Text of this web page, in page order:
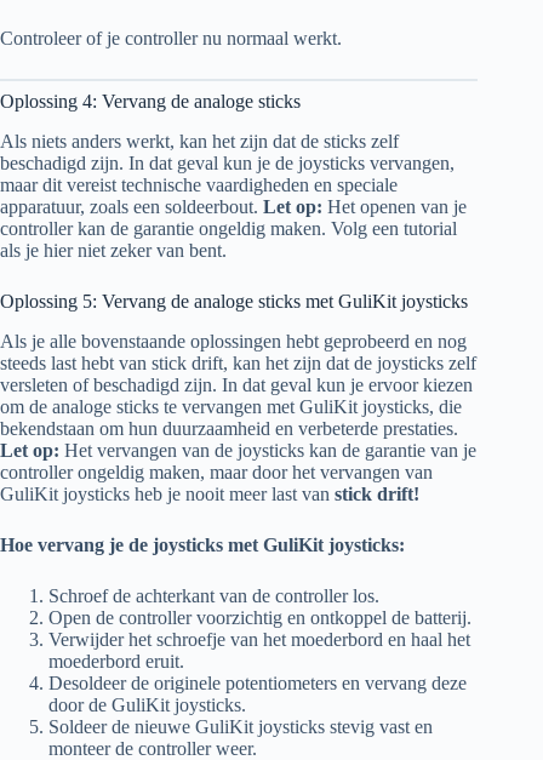
Controleer of je controller nu normaal werkt.
Oplossing 4: Vervang de analoge sticks
Als niets anders werkt, kan het zijn dat de sticks zelf
beschadigd zijn. In dat geval kun je de joysticks vervangen,
maar dit vereist technische vaardigheden en speciale
apparatuur, zoals een soldeerbout. Let op: Het openen van je
controller kan de garantie ongeldig maken. Volg een tutorial
als je hier niet zeker van bent.
Oplossing 5: Vervang de analoge sticks met GuliKit joysticks
Als je alle bovenstaande oplossingen hebt geprobeerd en nog
steeds last hebt van stick drift, kan het zijn dat de joysticks zelf
versleten of beschadigd zijn. In dat geval kun je ervoor kiezen
om de analoge sticks te vervangen met GuliKit joysticks, die
bekendstaan om hun duurzaamheid en verbeterde prestaties.
Let op: Het vervangen van de joysticks kan de garantie van je
controller ongeldig maken, maar door het vervangen van
GuliKit joysticks heb je nooit meer last van stick drift!
Hoe vervang je de joysticks met GuliKit joysticks:
Schroef de achterkant van de controller los.
Open de controller voorzichtig en ontkoppel de batterij.
Verwijder het schroefje van het moederbord en haal het
moederbord eruit.
Desoldeer de originele potentiometers en vervang deze
door de GuliKit joysticks.
Soldeer de nieuwe GuliKit joysticks stevig vast en
monteer de controller weer.